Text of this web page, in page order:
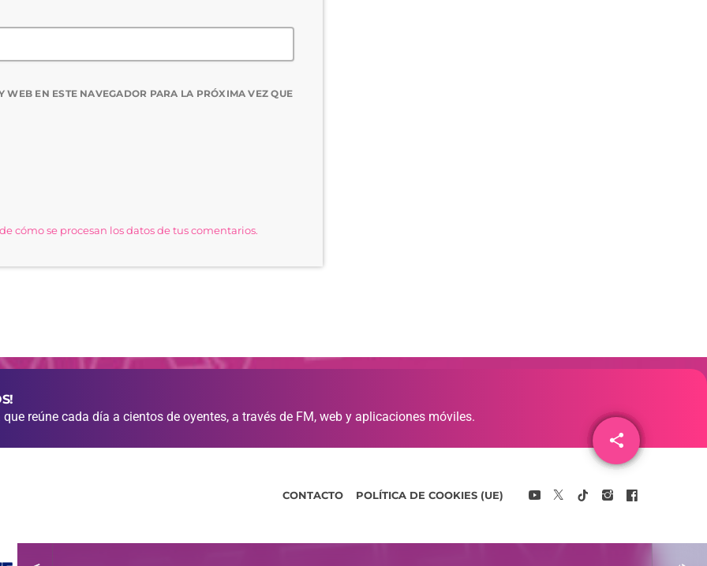
share
email
WEB EN ESTE NAVEGADOR PARA LA PRÓXIMA VEZ QUE
cómo se procesan los datos de tus comentarios.
reúne cada día a cientos de oyentes, a través de FM, web y aplicaciones móviles.
CONTACTO POLÍTICA DE COOKIES (UE)